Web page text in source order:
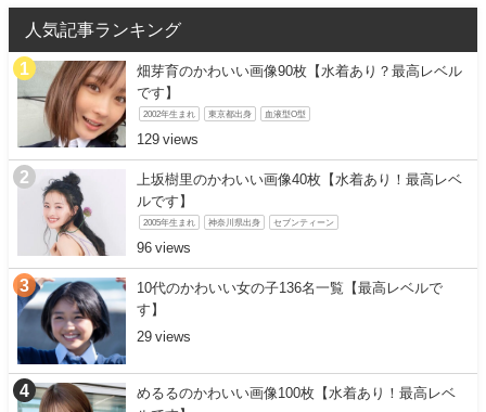
人気記事ランキング
畑芽育のかわいい画像90枚【水着あり？最高レベル
です】
2002年生まれ 東京都出身 血液型O型
129
上坂樹里のかわいい画像40枚【水着あり！最高レベ
ルです】
2005年生まれ 神奈川県出身 セブンティーン
96
10代のかわいい女の子136名一覧【最高レベルで
す】
29
めるるのかわいい画像100枚【水着あり！最高レベ